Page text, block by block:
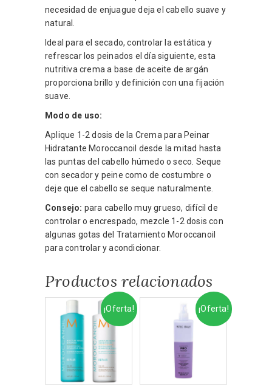
necesidad de enjuague deja el cabello suave y
natural.
Ideal para el secado, controlar la estática y
refrescar los peinados el día siguiente, esta
nutritiva crema a base de aceite de argán
proporciona brillo y definición con una fijación
suave.
Modo de uso:
Aplique 1-2 dosis de la Crema para Peinar
Hidratante Moroccanoil desde la mitad hasta
las puntas del cabello húmedo o seco. Seque
con secador y peine como de costumbre o
deje que el cabello se seque naturalmente.
Consejo: para cabello muy grueso, difícil de
controlar o encrespado, mezcle 1-2 dosis con
algunas gotas del Tratamiento Moroccanoil
para controlar y acondicionar.
Productos relacionados
¡Oferta! ¡Oferta!